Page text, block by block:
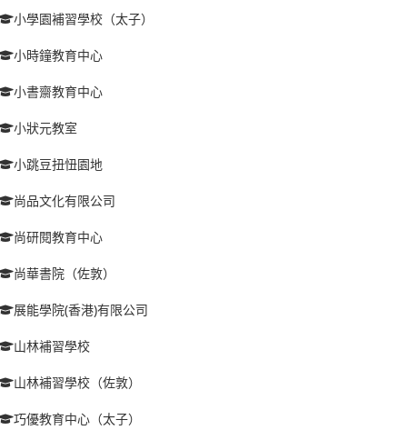
小學園補習學校（太子）
小時鐘教育中心
小書齋教育中心
小狀元教室
小跳豆扭忸園地
尚品文化有限公司
尚研閱教育中心
尚華書院（佐敦）
展能學院(香港)有限公司
山林補習學校
山林補習學校（佐敦）
巧優教育中心（太子）